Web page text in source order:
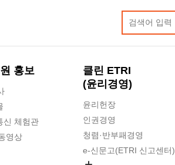
홍보
신 체험관
영상
클린 ETRI
(윤리경영)
윤리헌장
인권경영
청렴·반부패경영
e-신문고(ETRI 신고센터)